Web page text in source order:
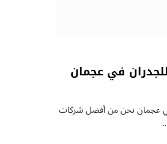
في عجمان
عجمان نحن من أفضل شركات